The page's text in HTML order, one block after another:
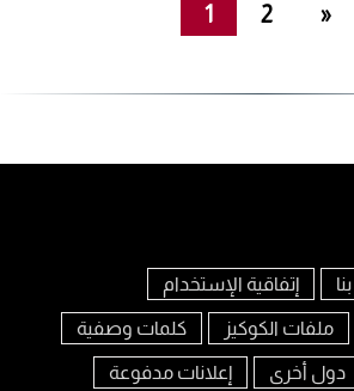
1 2 »
إتفاقية الإستخدام
ملفات الكوكيز كلمات وصفية
دول أخرى إعلانات مدفوعة